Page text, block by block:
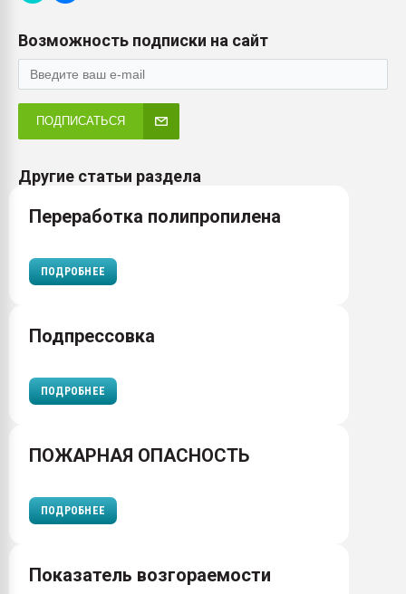
Возможность подписки на сайт
ПОДПИСАТЬСЯ
Другие статьи раздела
Переработка полипропилена
ПОДРОБНЕЕ
Подпрессовка
ПОДРОБНЕЕ
ПОЖАРНАЯ ОПАСНОСТЬ
ПОДРОБНЕЕ
Показатель возгораемости